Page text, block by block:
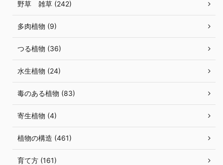
野草 雑草 (242)
多肉植物 (9)
つる植物 (36)
水生植物 (24)
毒のある植物 (83)
寄生植物 (4)
植物の構造 (461)
育て方 (161)